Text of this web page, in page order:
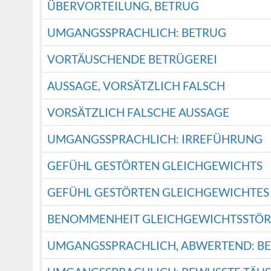
ÜBERVORTEILUNG, BETRUG
UMGANGSSPRACHLICH: BETRUG
VORTÄUSCHENDE BETRÜGEREI
AUSSAGE, VORSÄTZLICH FALSCH
VORSÄTZLICH FALSCHE AUSSAGE
UMGANGSSPRACHLICH: IRREFÜHRUNG
GEFÜHL GESTÖRTEN GLEICHGEWICHTS
GEFÜHL GESTÖRTEN GLEICHGEWICHTES
BENOMMENHEIT
UMGANGSSPRACHLICH, ABWERTEND: